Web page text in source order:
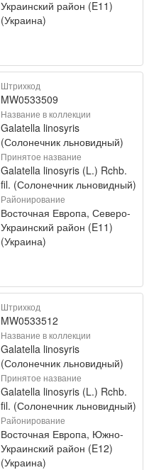
Украинский район (E11)
(Украина)
Штрихкод
MW0533509
Название в коллекции
Galatella linosyris
(Солонечник льновидный)
Принятое название
Galatella linosyris (L.) Rchb.
fil. (Солонечник льновидный)
Районирование
Восточная Европа, Северо-
Украинский район (E11)
(Украина)
Штрихкод
MW0533512
Название в коллекции
Galatella linosyris
(Солонечник льновидный)
Принятое название
Galatella linosyris (L.) Rchb.
fil. (Солонечник льновидный)
Районирование
Восточная Европа, Южно-
Украинский район (E12)
(Украина)